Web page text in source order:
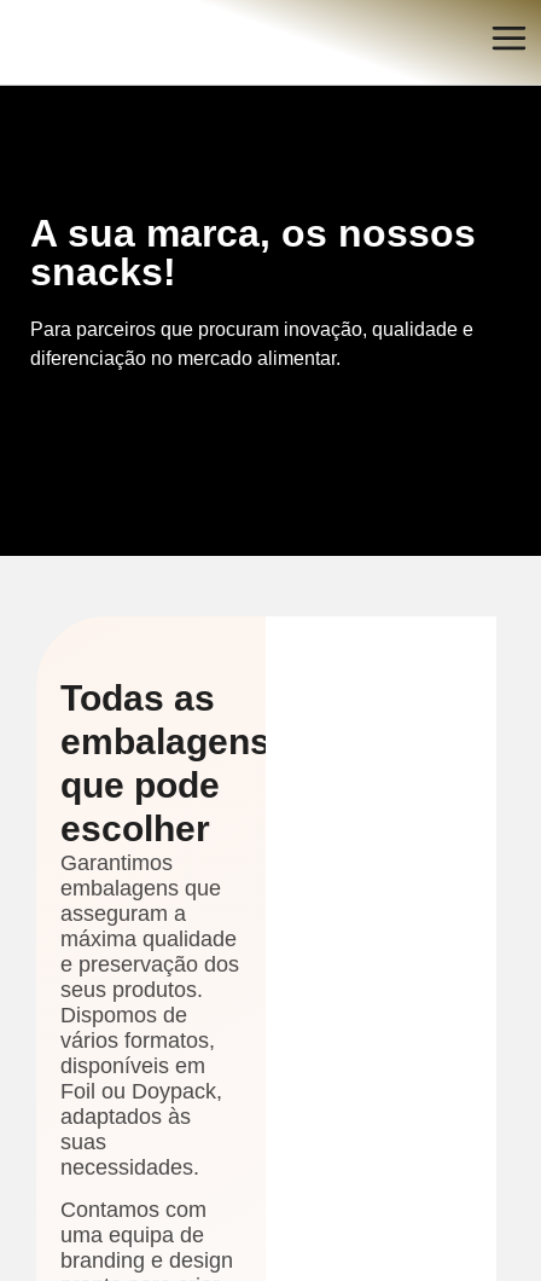
A sua marca, os nossos
snacks!
Para parceiros que procuram inovação, qualidade e
diferenciação no mercado alimentar.
Todas as
embalagens
que pode
escolher
Garantimos
embalagens que
asseguram a
máxima qualidade
e preservação dos
seus produtos.
Dispomos de
vários formatos,
disponíveis em
Foil ou Doypack,
adaptados às
suas
necessidades.
Contamos com
uma equipa de
branding e design